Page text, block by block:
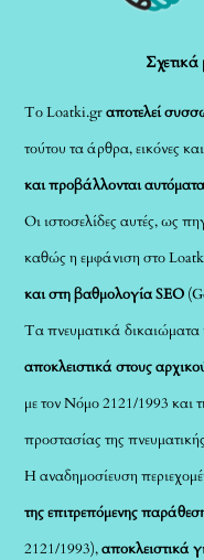
Σχετικά
Το Loatki.grαποτελεί
τούτου τα άρθρα, εικόνες
και προβάλλονται
Οι ιστοσελίδες αυτές, ως
καθώς η εμφάνιση στο
και στη βαθμολογία SEO
Τα πνευματικά δικαιώματα
αποκλειστικά στους
με τον Νόμο 2121/1993 και
προστασίας της
Η αναδημοσίευση
της επιτρεπόμενης
2121/1993),αποκλειστικά